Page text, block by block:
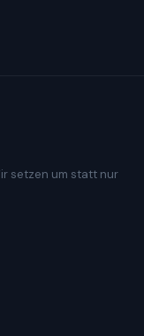
setzen um statt nur